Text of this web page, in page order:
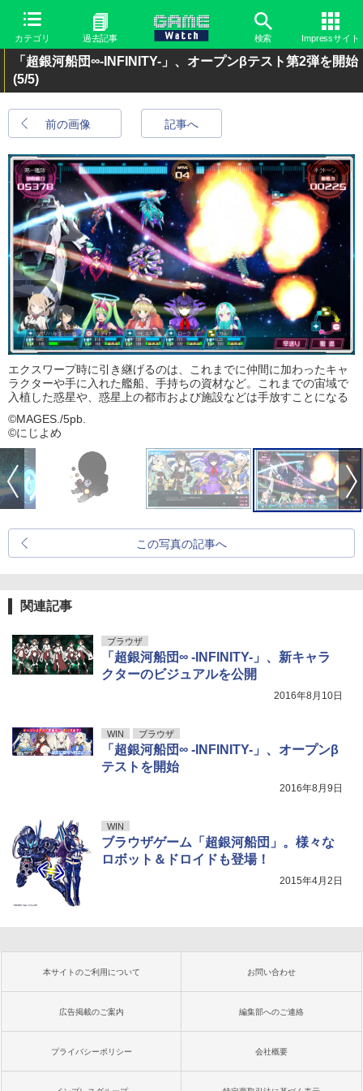
カテゴリ 過去記事 検索 Impressサイト
「超銀河船団∞-INFINITY-」、オープンβテスト第2弾を開始
(5/5)
前の画像 記事へ
エクスワープ時に引き継げるのは、これまでに仲間に加わったキャ
ラクターや手に入れた艦船、手持ちの資材など。これまでの宙域で
入植した惑星や、惑星上の都市および施設などは手放すことになる
©MAGES./5pb.
©にじよめ
この写真の記事へ
関連記事
ブラウザ
「超銀河船団∞ -INFINITY-」、新キャラ
クターのビジュアルを公開
2016年8月10日
WIN ブラウザ
「超銀河船団∞ -INFINITY-」、オープンβ
テストを開始
2016年8月9日
WIN
ブラウザゲーム「超銀河船団」。様々な
ロボット＆ドロイドも登場！
2015年4月2日
本サイトのご利用について お問い合わせ
広告掲載のご案内 編集部へのご連絡
プライバシーポリシー 会社概要